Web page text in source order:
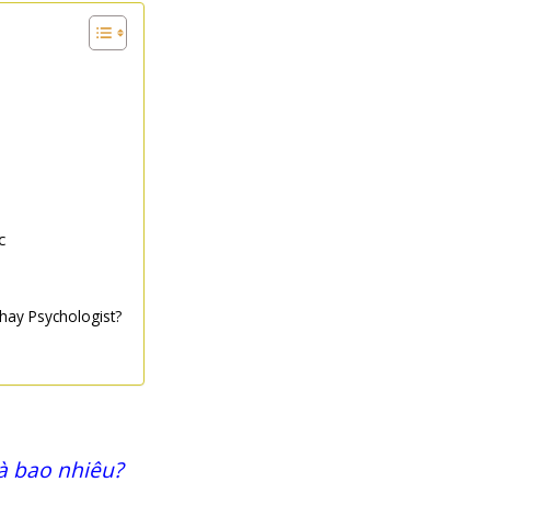
Psychologist?
bao nhiêu?